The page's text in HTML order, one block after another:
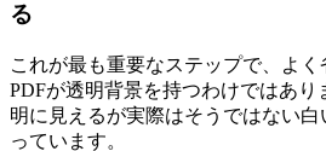
る
これが最も重要なステップで、よ
PDFが透明背景を持つわけではあり
明に見えるが実際はそうではない
っています。